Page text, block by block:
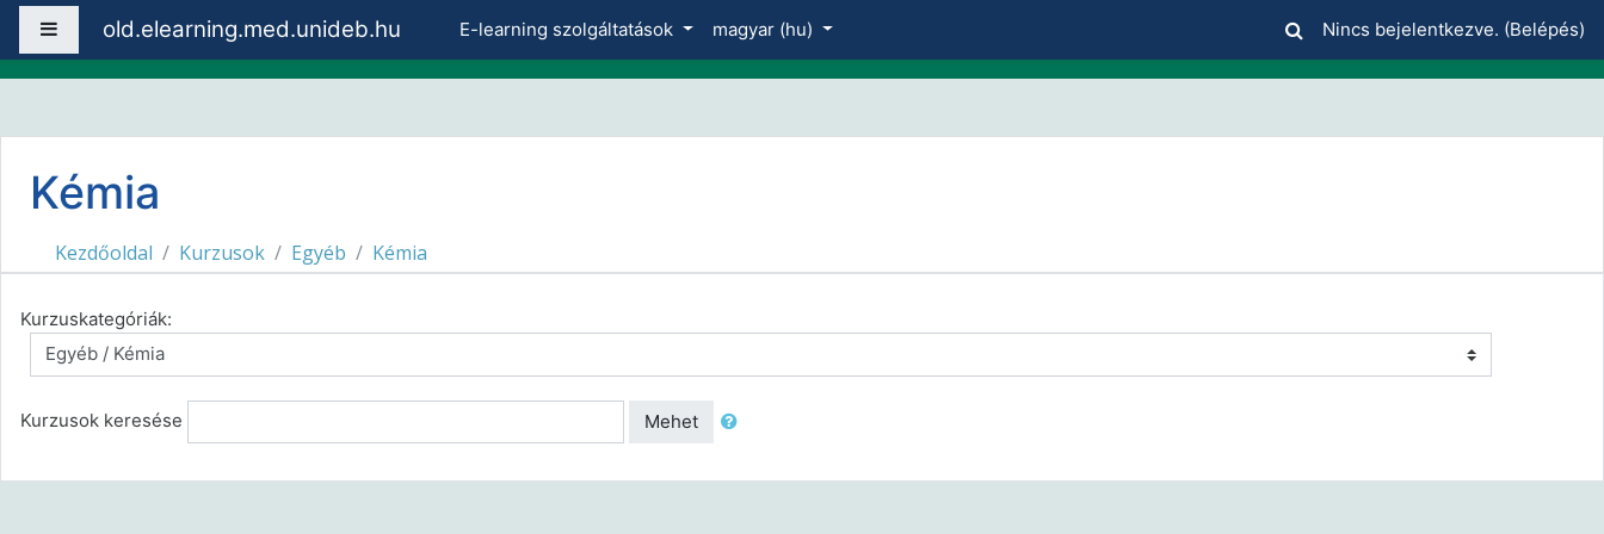
Tovább a fő tartalomhoz
Oldalpanel
old.elearning.med.unideb.hu E-learning szolgáltatások magyar ‎(hu)‎ Nincs bejelentkezve. (Belépés)
Kémia
Kezdőoldal Kurzusok Egyéb Kémia
Kurzuskategóriák:
Kurzusok keresése Mehet